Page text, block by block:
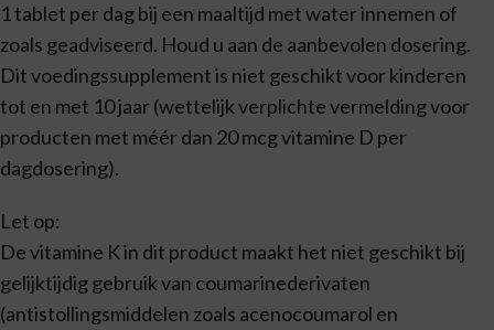
1 tablet per dag bij een maaltijd met water innemen of
zoals geadviseerd. Houd u aan de aanbevolen dosering.
Dit voedingssupplement is niet geschikt voor kinderen
tot en met 10 jaar (wettelijk verplichte vermelding voor
producten met méér dan 20 mcg vitamine D per
dagdosering).
Let op:
De vitamine K in dit product maakt het niet geschikt bij
gelijktijdig gebruik van coumarinederivaten
(antistollingsmiddelen zoals acenocoumarol en